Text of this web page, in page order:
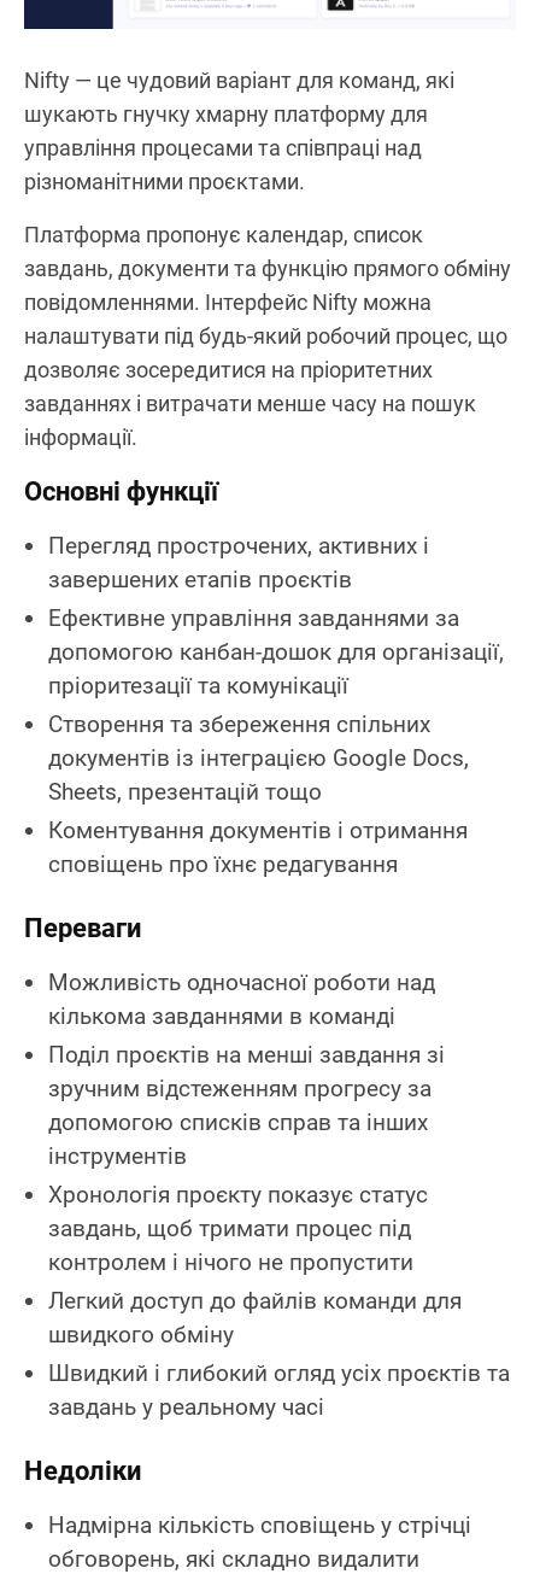
Nifty — це чудовий варіант для команд, які
шукають гнучку хмарну платформу для
управління процесами та співпраці над
різноманітними проєктами.
Платформа пропонує календар, список
завдань, документи та функцію прямого обміну
повідомленнями. Інтерфейс Nifty можна
налаштувати під будь-який робочий процес, що
дозволяє зосередитися на пріоритетних
завданнях і витрачати менше часу на пошук
інформації.
Основні функції
Перегляд прострочених, активних і
завершених етапів проєктів
Ефективне управління завданнями за
допомогою канбан-дошок для організації,
пріоритезації та комунікації
Створення та збереження спільних
документів із інтеграцією Google Docs,
Sheets, презентацій тощо
Коментування документів і отримання
сповіщень про їхнє редагування
Переваги
Можливість одночасної роботи над
кількома завданнями в команді
Поділ проєктів на менші завдання зі
зручним відстеженням прогресу за
допомогою списків справ та інших
інструментів
Хронологія проєкту показує статус
завдань, щоб тримати процес під
контролем і нічого не пропустити
Легкий доступ до файлів команди для
швидкого обміну
Швидкий і глибокий огляд усіх проєктів та
завдань у реальному часі
Недоліки
Надмірна кількість сповіщень у стрічці
обговорень, які складно видалити